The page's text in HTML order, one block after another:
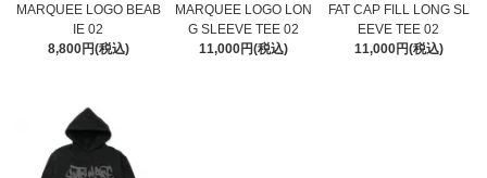
MARQUEE LOGO BEAB
IE 02
8,800円(税込)
MARQUEE LOGO LON
G SLEEVE TEE 02
11,000円(税込)
FAT CAP FILL LONG SL
EEVE TEE 02
11,000円(税込)